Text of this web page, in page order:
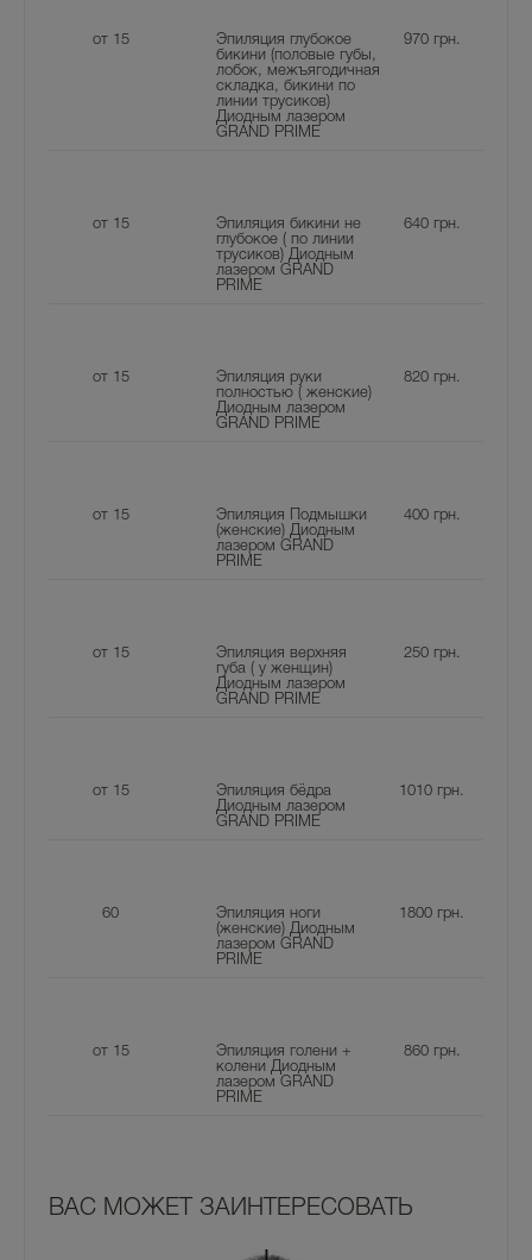
от 15
Эпиляция глубокое
бикини (половые губы,
лобок, межъягодичная
складка, бикини по
линии трусиков)
Диодным лазером
GRAND PRIME
970грн.
от 15
Эпиляция бикини не
глубокое ( по линии
трусиков) Диодным
лазером GRAND
PRIME
640грн.
от 15
Эпиляция руки
полностью ( женские)
Диодным лазером
GRAND PRIME
820грн.
от 15
Эпиляция Подмышки
(женские) Диодным
лазером GRAND
PRIME
400грн.
от 15
Эпиляция верхняя
губа ( у женщин)
Диодным лазером
GRAND PRIME
250грн.
от 15
Эпиляция бёдра
Диодным лазером
GRAND PRIME
1010 грн.
60
Эпиляция ноги
(женские) Диодным
лазером GRAND
PRIME
1800 грн.
от 15
Эпиляция голени +
колени Диодным
лазером GRAND
PRIME
860грн.
ВАС МОЖЕТ ЗАИНТЕРЕСОВАТЬ